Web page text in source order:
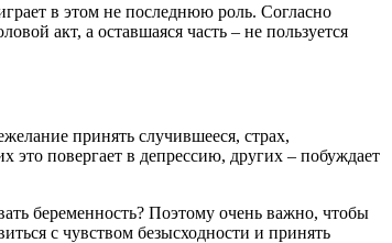
в этом не последнюю роль. Согласно
акт, а оставшаяся часть – не пользуется
принять случившееся, страх,
повергает в депрессию, других – побуждает
беременность? Поэтому очень важно, чтобы
с чувством безысходности и принять